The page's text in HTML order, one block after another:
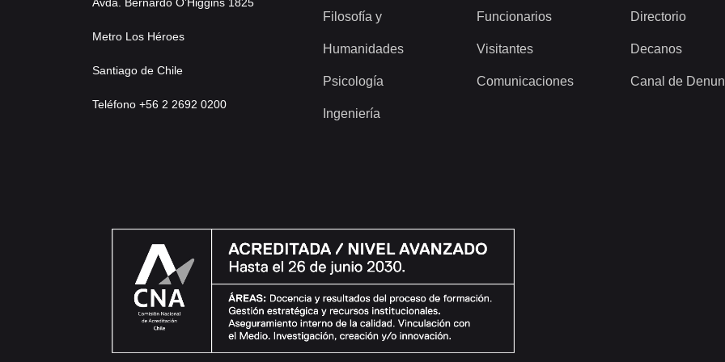
Avda. Bernardo O’Higgins 1825
Metro Los Héroes
Santiago de Chile
Teléfono +56 2 2692 0200
Filosofía y
Humanidades
Psicología
Ingeniería
Funcionarios
Visitantes
Comunicaciones
Directorio
Decanos
Canal de